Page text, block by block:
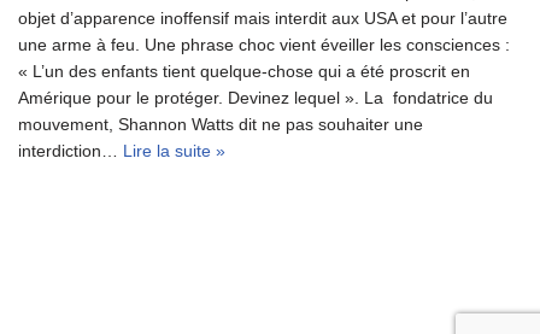
objet d’apparence inoffensif mais interdit aux USA et pour l’autre
une arme à feu. Une phrase choc vient éveiller les consciences :
« L’un des enfants tient quelque-chose qui a été proscrit en
Amérique pour le protéger. Devinez lequel ». La fondatrice du
mouvement, Shannon Watts dit ne pas souhaiter une
interdiction… Lire la suite »